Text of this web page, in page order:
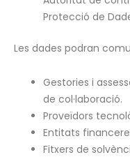
Protecció de
Les dades podran
Gestories i
de col·laboració.
Proveïdors
Entitats
Fitxers de